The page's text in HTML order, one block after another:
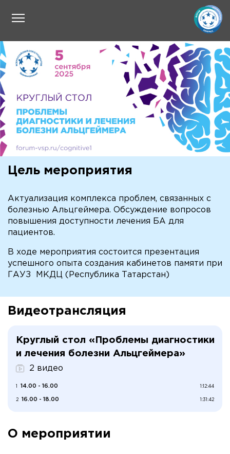
Цель мероприятия
Актуализация комплекса проблем, связанных с
болезнью Альцгеймера. Обсуждение вопросов
повышения доступности лечения БА для
пациентов.
В ходе мероприятия состоится презентация
успешного опыта создания кабинетов памяти при
ГАУЗ МКДЦ (Республика Татарстан)
Видеотрансляция
Круглый стол «Проблемы диагностики
и лечения болезни Альцгеймера»
2 видео
1 14.00 - 16.00 1:12:44
2 16.00 - 18.00 1:31:42
О мероприятии